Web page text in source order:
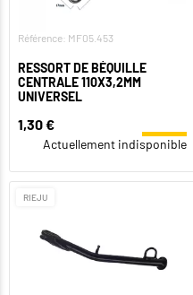
Référence: MF05.453
RESSORT DE BÉQUILLE
CENTRALE 110X3,2MM
UNIVERSEL
1,30 €
Actuellement indisponible
RIEJU